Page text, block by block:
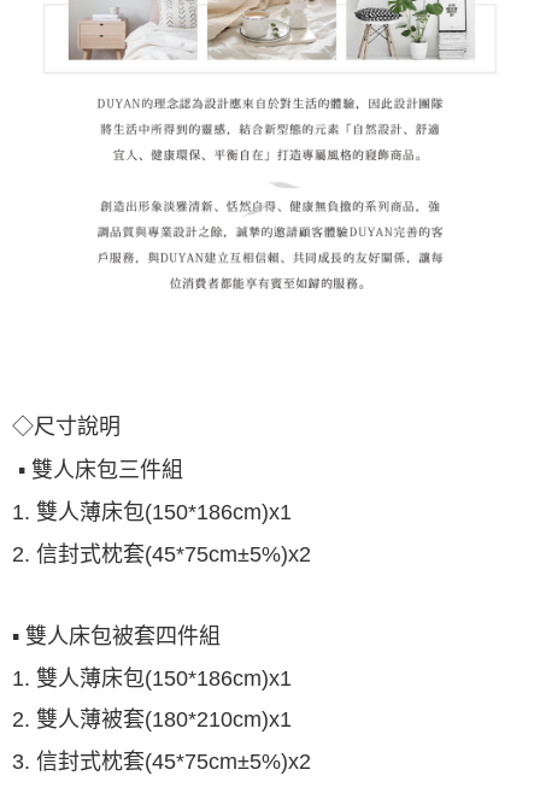
◇尺寸說明
▪ 雙人床包三件組
1. 雙人薄床包(150*186cm)x1
2. 信封式枕套(45*75cm±5%)x2
▪ 雙人床包被套四件組
1. 雙人薄床包(150*186cm)x1
2. 雙人薄被套(180*210cm)x1
3. 信封式枕套(45*75cm±5%)x2